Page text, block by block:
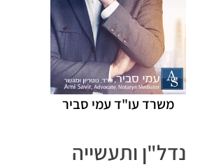
משרד עו"ד עמי סביר
נדל"ן ותעשייה